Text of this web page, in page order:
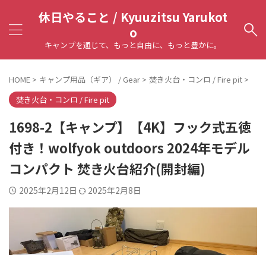
休日やること / Kyuuzitsu Yarukot
o
キャンプを通じて、もっと自由に、もっと豊かに。
HOME > キャンプ用品（ギア） / Gear > 焚き火台・コンロ / Fire pit >
焚き火台・コンロ / Fire pit
1698-2【キャンプ】【4K】フック式五徳
付き！wolfyok outdoors 2024年モデル
コンパクト 焚き火台紹介(開封編)
2025年2月12日 2025年2月8日